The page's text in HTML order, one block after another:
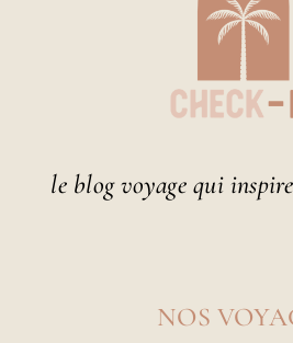
le blog voyage qui
NOS